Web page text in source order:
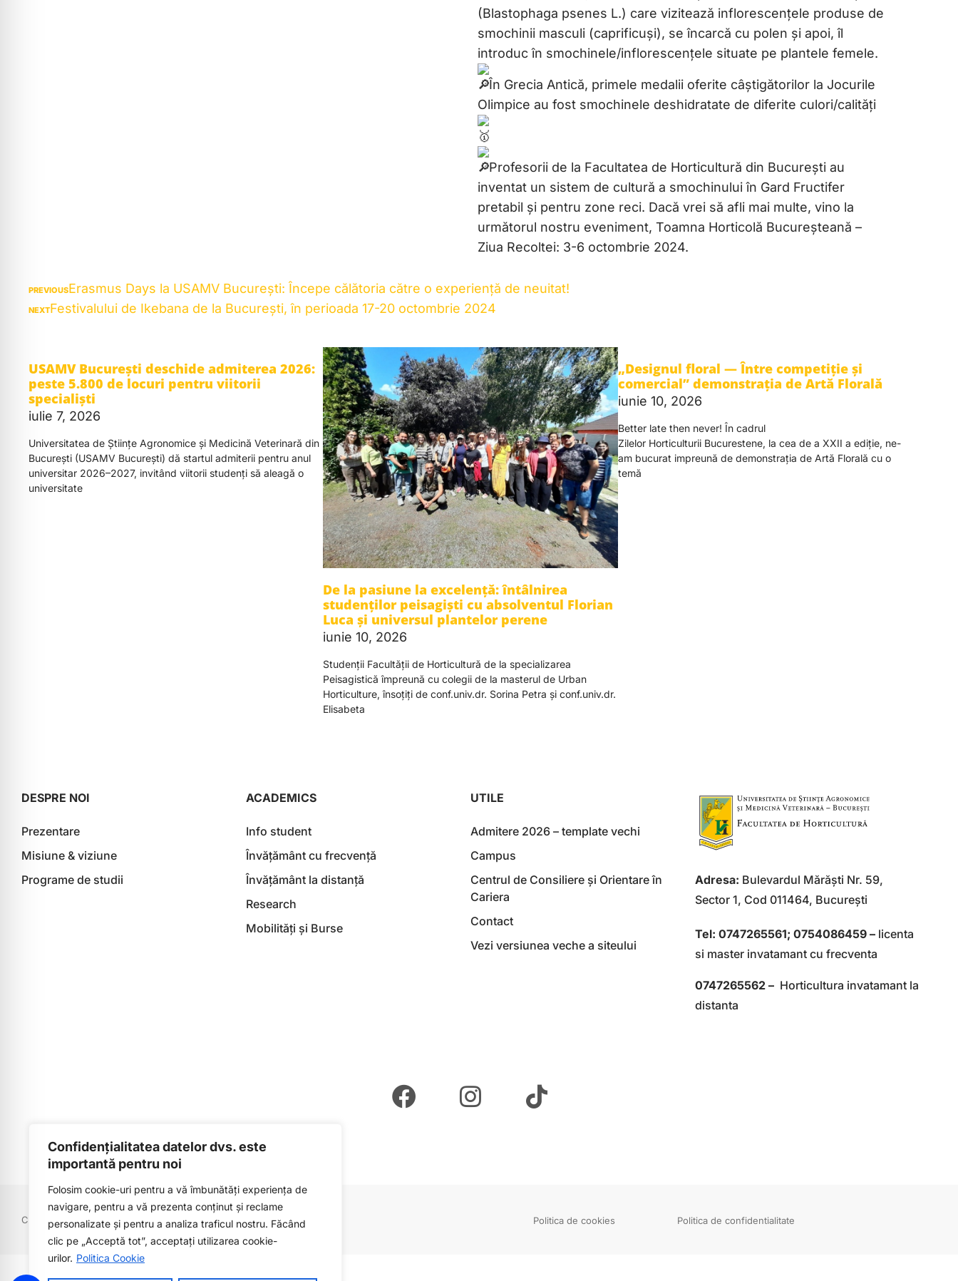
Confidențialitatea datelor dvs. este
importantă pentru noi
Folosim cookie-uri pentru a vă îmbunătăți experiența de
navigare, pentru a vă prezenta conținut și reclame
personalizate și pentru a analiza traficul nostru. Făcând
clic pe „Acceptă tot”, acceptați utilizarea cookie-
urilor. Politica Cookie
(Blastophaga psenes L.) care vizitează inflorescențele produse de
smochinii masculi (caprificuși), se încarcă cu polen și apoi, îl
introduc în smochinele/inflorescențele situate pe plantele femele.
În Grecia Antică, primele medalii oferite câștigătorilor la Jocurile
Olimpice au fost smochinele deshidratate de diferite culori/calități
Profesorii de la Facultatea de Horticultură din București au
inventat un sistem de cultură a smochinului în Gard Fructifer
pretabil și pentru zone reci. Dacă vrei să afli mai multe, vino la
următorul nostru eveniment, Toamna Horticolă Bucureșteană –
Ziua Recoltei: 3-6 octombrie 2024.
PREVIOUSErasmus Days la USAMV București: Începe călătoria către o experiență de neuitat!
NEXTFestivalului de Ikebana de la București, în perioada 17-20 octombrie 2024
USAMV București deschide admiterea 2026:
peste 5.800 de locuri pentru viitorii
specialiști
iulie 7, 2026
Universitatea de Științe Agronomice și Medicină Veterinară din
București (USAMV București) dă startul admiterii pentru anul
universitar 2026–2027, invitând viitorii studenți să aleagă o
universitate
De la pasiune la excelență: întâlnirea
studenților peisagiști cu absolventul Florian
Luca și universul plantelor perene
iunie 10, 2026
Studenții Facultății de Horticultură de la specializarea
Peisagistică împreună cu colegii de la masterul de Urban
Horticulture, însoțiți de conf.univ.dr. Sorina Petra și conf.univ.dr.
Elisabeta
„Designul floral — Între competiție și
comercial” demonstrația de Artă Florală
iunie 10, 2026
Better late then never! În cadrul
Zilelor Horticulturii Bucurestene, la cea de a XXII a ediție, ne-
am bucurat impreună de demonstrația de Artă Florală cu o
temă
DESPRE NOI
Prezentare
Misiune & viziune
Programe de studii
ACADEMICS
Info student
Învățământ cu frecvență
Învățământ la distanță
Research
Mobilități și Burse
UTILE
Admitere 2026 – template vechi
Campus
Centrul de Consiliere și Orientare în
Cariera
Contact
Vezi versiunea veche a siteului
Adresa: Bulevardul Mărăşti Nr. 59,
Sector 1, Cod 011464, Bucureşti
Tel: 0747265561; 0754086459 – licenta
si master invatamant cu frecventa
0747265562 – Horticultura invatamant la
distanta
Copyright © 2022Facultatea de Horticultura. Toate drepturile rezervate. Politica de cookies Politica de confidentialitate